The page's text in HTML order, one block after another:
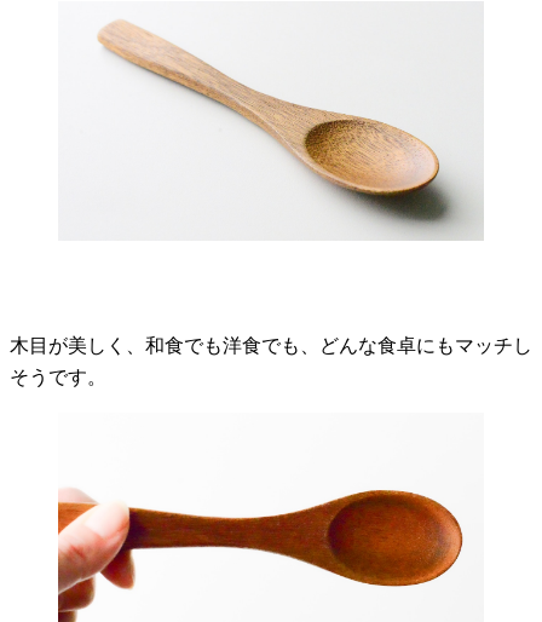
木目が美しく、和食でも洋食でも、どんな食卓にもマッチし
そうです。